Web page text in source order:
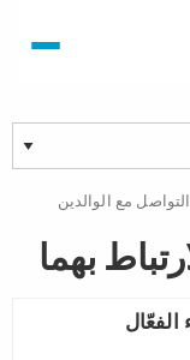
التواصل مع الوالدين
بهما
الفعّال